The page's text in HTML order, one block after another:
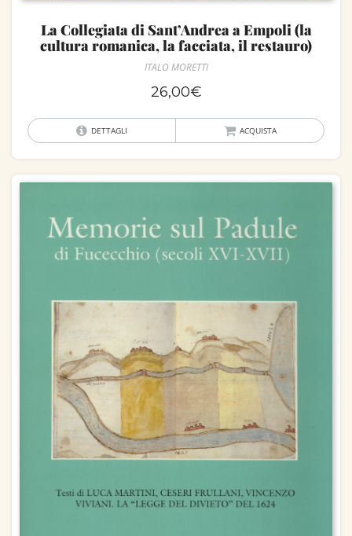
La Collegiata di Sant’Andrea a Empoli (la
cultura romanica, la facciata, il restauro)
ITALO MORETTI
26,00€
DETTAGLI ACQUISTA